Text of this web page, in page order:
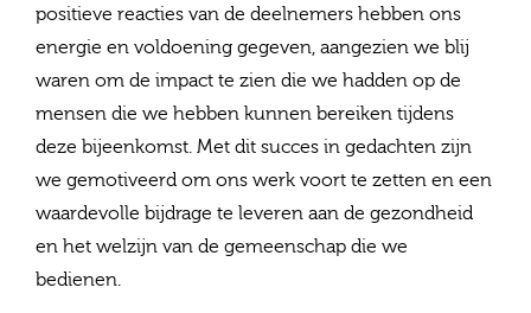
positieve reacties van de deelnemers hebben ons
energie en voldoening gegeven, aangezien we blij
waren om de impact te zien die we hadden op de
mensen die we hebben kunnen bereiken tijdens
deze bijeenkomst. Met dit succes in gedachten zijn
we gemotiveerd om ons werk voort te zetten en een
waardevolle bijdrage te leveren aan de gezondheid
en het welzijn van de gemeenschap die we
bedienen.